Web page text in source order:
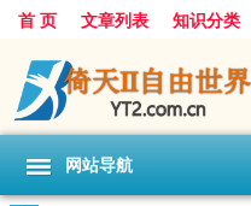
首 页 文章列表 知识分类
网站导航